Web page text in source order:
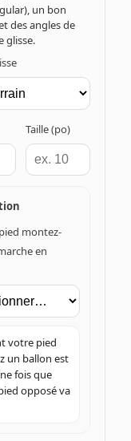
un bon
des angles de
glisse.
Taille (po)
montez-
en
votre pied
un ballon est
fois que
opposé va